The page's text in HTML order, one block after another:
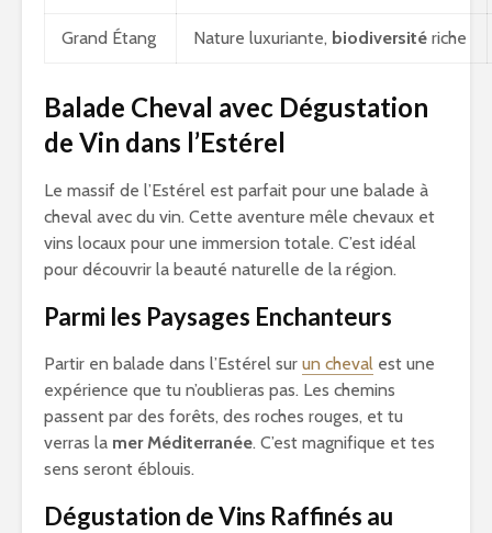
Grand Étang Nature luxuriante, biodiversité riche
Balade Cheval avec Dégustation
de Vin dans l’Estérel
Le massif de l’Estérel est parfait pour une balade à
cheval avec du vin. Cette aventure mêle chevaux et
vins locaux pour une immersion totale. C’est idéal
pour découvrir la beauté naturelle de la région.
Parmi les Paysages Enchanteurs
Partir en balade dans l’Estérel sur un cheval est une
expérience que tu n’oublieras pas. Les chemins
passent par des forêts, des roches rouges, et tu
verras la mer Méditerranée. C’est magnifique et tes
sens seront éblouis.
Dégustation de Vins Raffinés au